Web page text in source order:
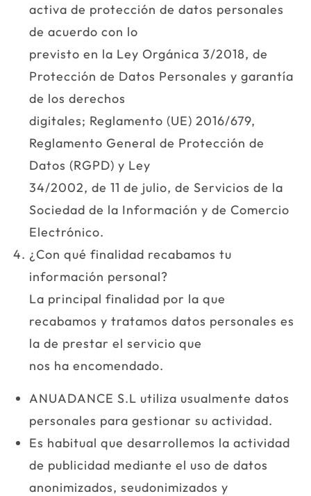
activa de protección de datos personales
de acuerdo con lo
previsto en la Ley Orgánica 3/2018, de
Protección de Datos Personales y garantía
de los derechos
digitales; Reglamento (UE) 2016/679,
Reglamento General de Protección de
Datos (RGPD) y Ley
34/2002, de 11 de julio, de Servicios de la
Sociedad de la Información y de Comercio
Electrónico.
¿Con qué finalidad recabamos tu
información personal?
La principal finalidad por la que
recabamos y tratamos datos personales es
la de prestar el servicio que
nos ha encomendado.
ANUADANCE S.L utiliza usualmente datos
personales para gestionar su actividad.
Es habitual que desarrollemos la actividad
de publicidad mediante el uso de datos
anonimizados, seudonimizados y